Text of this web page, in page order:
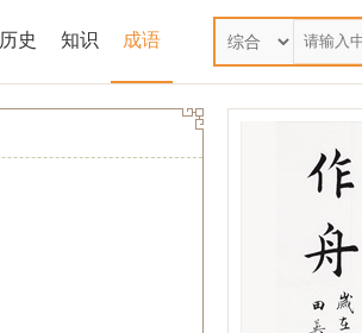
历史 知识 成语